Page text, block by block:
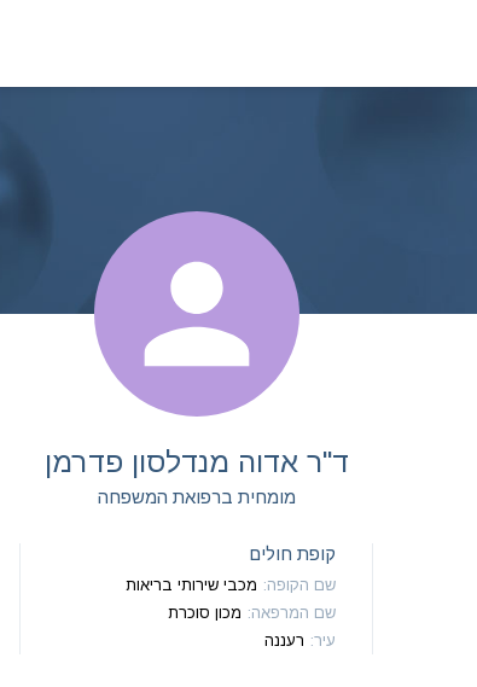
ד"ר אדוה מנדלסון פדרמן
מומחית ברפואת המשפחה
קופת חולים
שם הקופה: מכבי שירותי בריאות
שם המרפאה: מכון סוכרת
עיר: רעננה